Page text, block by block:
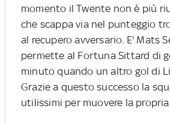
momento il Twente non è più
che scappa via nel punteggio
al recupero avversario. E' Mats
permette al Fortuna Sittard di
minuto quando un altro gol di
Grazie a questo successo la
utilissimi per muovere la